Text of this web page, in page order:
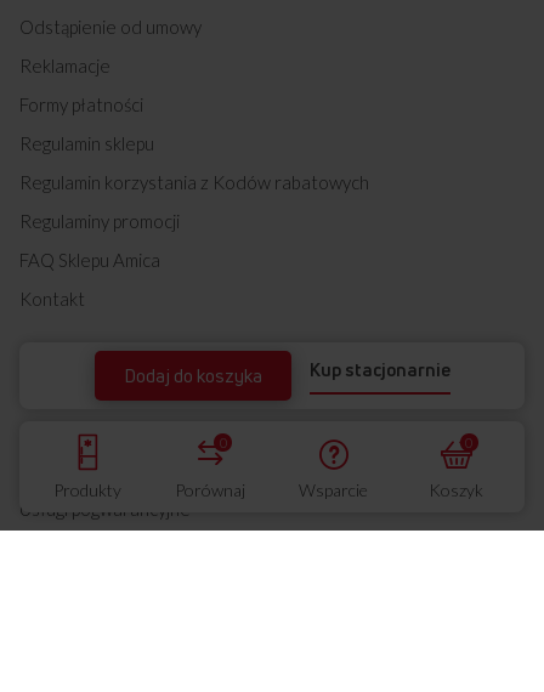
Produkty Porównaj
0
Wsparcie Koszyk
0
Dodaj do koszyka Kup stacjonarnie
Odstąpienie od umowy
Reklamacje
Formy płatności
Regulamin sklepu
Regulamin korzystania z Kodów rabatowych
Regulaminy promocji
FAQ Sklepu Amica
Kontakt
Centrum Wsparcia
Usługi gwarancyjne
Usługi pogwarancyjne